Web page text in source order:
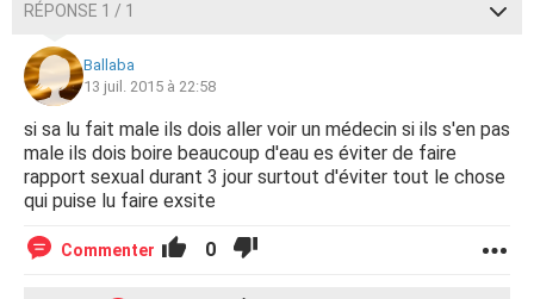
RÉPONSE 1 / 1
Ballaba
13 juil. 2015 à 22:58
si sa lu fait male ils dois aller voir un médecin si ils s'en pas
male ils dois boire beaucoup d'eau es éviter de faire
rapport sexual durant 3 jour surtout d'éviter tout le chose
qui puise lu faire exsite
Commenter 0